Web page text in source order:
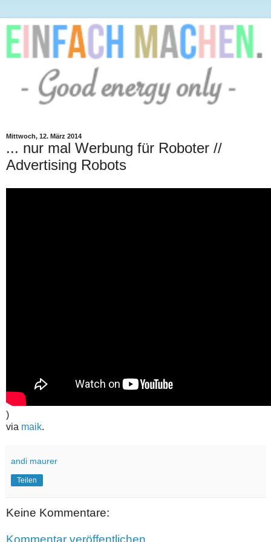
Mittwoch, 12. März 2014
... nur mal Werbung für Roboter //
Advertising Robots
)
via maik.
andi maurer
Teilen
Keine Kommentare:
Kommentar veröffentlichen